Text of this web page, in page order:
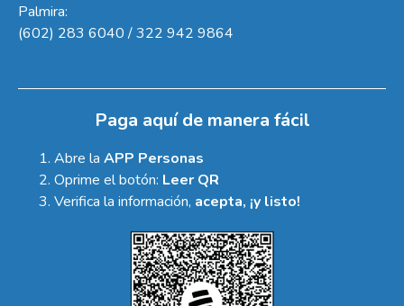
Palmira:
(602) 283 6040 / 322 942 9864
Paga aquí de manera fácil
Abre la APP Personas
Oprime el botón: Leer QR
Verifica la información, acepta, ¡y listo!